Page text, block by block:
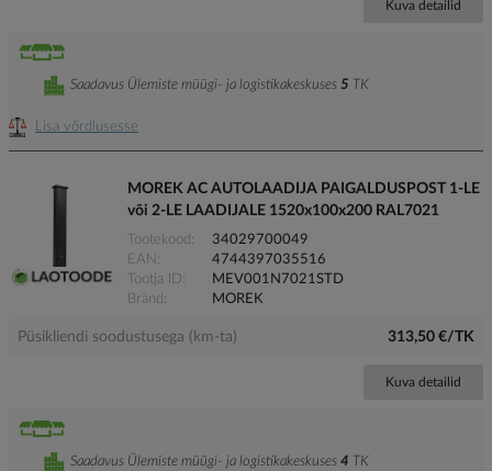
Kuva detailid
Lisa võrdlusesse
Saadavus Ülemiste müügi- ja logistikakeskuses 5 TK
MOREK AC AUTOLAADIJA PAIGALDUSPOST 1-LE
või 2-LE LAADIJALE 1520x100x200 RAL7021
Tootekood
34029700049
EAN
4744397035516
Tootja ID
MEV001N7021STD
Bränd
MOREK
Püsikliendi soodustusega (km-ta) 313,50 €/TK
Kuva detailid
Saadavus Ülemiste müügi- ja logistikakeskuses 4 TK